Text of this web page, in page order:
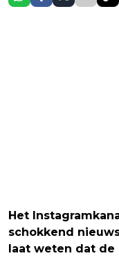
Het
schokkend
laat weten dat de